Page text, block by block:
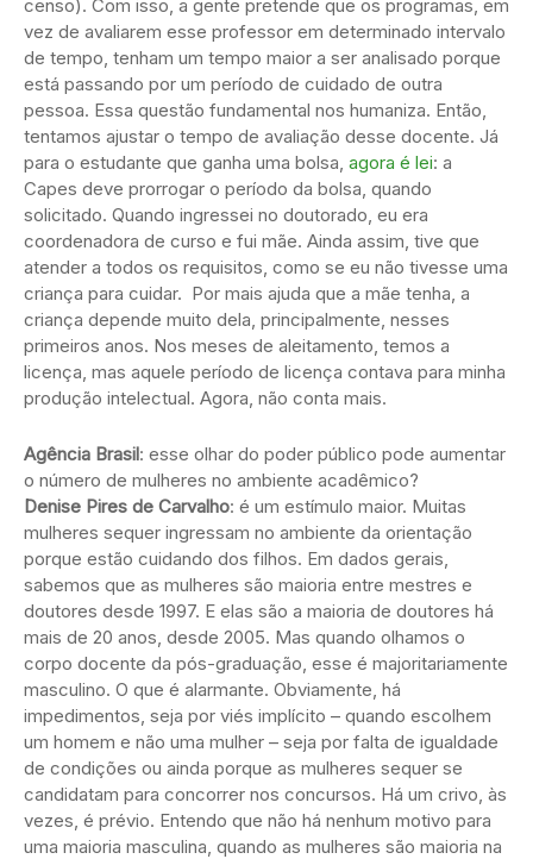
censo). Com isso, a gente pretende que os programas, em
vez de avaliarem esse professor em determinado intervalo
de tempo, tenham um tempo maior a ser analisado porque
está passando por um período de cuidado de outra
pessoa. Essa questão fundamental nos humaniza. Então,
tentamos ajustar o tempo de avaliação desse docente. Já
para o estudante que ganha uma bolsa, agora é lei: a
Capes deve prorrogar o período da bolsa, quando
solicitado. Quando ingressei no doutorado, eu era
coordenadora de curso e fui mãe. Ainda assim, tive que
atender a todos os requisitos, como se eu não tivesse uma
criança para cuidar. Por mais ajuda que a mãe tenha, a
criança depende muito dela, principalmente, nesses
primeiros anos. Nos meses de aleitamento, temos a
licença, mas aquele período de licença contava para minha
produção intelectual. Agora, não conta mais.
Agência Brasil: esse olhar do poder público pode aumentar
o número de mulheres no ambiente acadêmico?
Denise Pires de Carvalho: é um estímulo maior. Muitas
mulheres sequer ingressam no ambiente da orientação
porque estão cuidando dos filhos. Em dados gerais,
sabemos que as mulheres são maioria entre mestres e
doutores desde 1997. E elas são a maioria de doutores há
mais de 20 anos, desde 2005. Mas quando olhamos o
corpo docente da pós-graduação, esse é majoritariamente
masculino. O que é alarmante. Obviamente, há
impedimentos, seja por viés implícito – quando escolhem
um homem e não uma mulher – seja por falta de igualdade
de condições ou ainda porque as mulheres sequer se
candidatam para concorrer nos concursos. Há um crivo, às
vezes, é prévio. Entendo que não há nenhum motivo para
uma maioria masculina, quando as mulheres são maioria na